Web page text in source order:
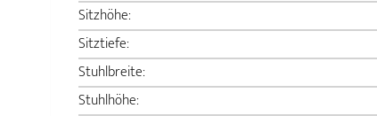
Sitzhöhe:
Sitztiefe:
Stuhlbreite:
Stuhlhöhe: